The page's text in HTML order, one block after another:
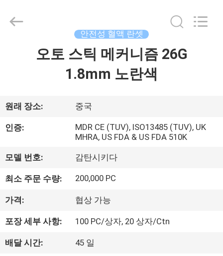
품
쇼
우
리
에
2025
Suzhou
안전성 혈액 란셋
오토 스틱 메커니즘 26G
1.8mm 노란색
원래 장소: 중국
인증:
MDR CE (TUV), ISO13485 (TUV), UK
MHRA, US FDA & US FDA 510K
모델 번호: 감탄시키다
최소 주문 수량: 200,000 PC
가격: 협상 가능
포장 세부 사항: 100 PC/상자, 20 상자/Ctn
배달 시간: 45 일